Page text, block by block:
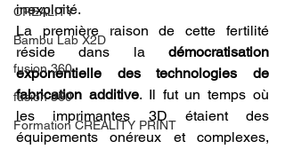
CREALITY
Bambu Lab X2D
fusion 360
fusion 360
Formation CREALITY PRINT
inexploité.
La première raison de cette fertilité
réside dans la démocratisation
exponentielle des technologies de
fabrication additive. Il fut un temps où
les imprimantes 3D étaient des
équipements onéreux et complexes,